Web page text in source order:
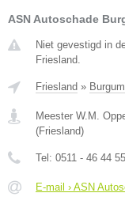
ASN Autoschade
Niet gevestigd in
Friesland.
Friesland » Burgum
Meester W.M.
(Friesland)
Tel: 0511 - 46 44 55
E-mail › ASN